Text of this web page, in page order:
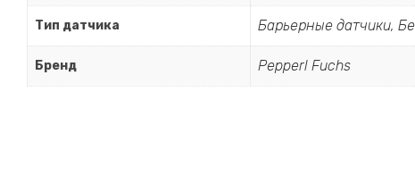
Тип датчика Барьерные датчики,
Бренд Pepperl Fuchs